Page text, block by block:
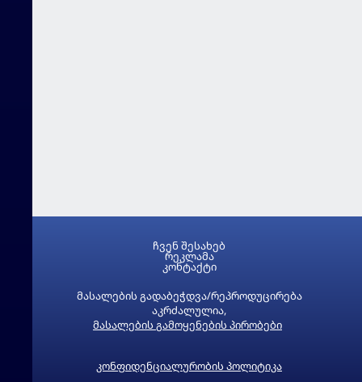
მასალების გადაბეჭდვა/რეპროდუცირება
აკრძალულია,
მასალების გამოყენების პირობები
კონფიდენციალურობის პოლიტიკა
ჩვენ შესახებ
რეკლამა
კონტაქტი